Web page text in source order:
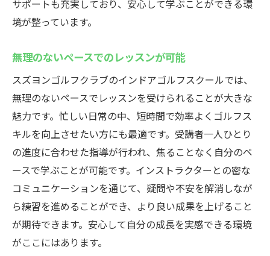
選ばれる理由とは
口コミで人気のトレーニングメニュー
料金プランとその内容を詳しく解説
他のスクールとの違いを徹底分析
最新のゴルフシミュレーター体験ができるスズ
ヨンゴルフクラブの紹介
シミュレーターの種類とその特徴
リアルなコース体験での練習方法
最新技術を活用したスイング解析
初心者でも安心の使い方ガイド
デジタルデータを活用したスキル向上
サポートも充実しており、安心して学ぶことができる環
境が整っています。
無理のないペースでのレッスンが可能
スズヨンゴルフクラブのインドアゴルフスクールでは、
無理のないペースでレッスンを受けられることが大きな
魅力です。忙しい日常の中、短時間で効率よくゴルフス
キルを向上させたい方にも最適です。受講者一人ひとり
の進度に合わせた指導が行われ、焦ることなく自分のペ
ースで学ぶことが可能です。インストラクターとの密な
コミュニケーションを通じて、疑問や不安を解消しなが
ら練習を進めることができ、より良い成果を上げること
が期待できます。安心して自分の成長を実感できる環境
がここにはあります。